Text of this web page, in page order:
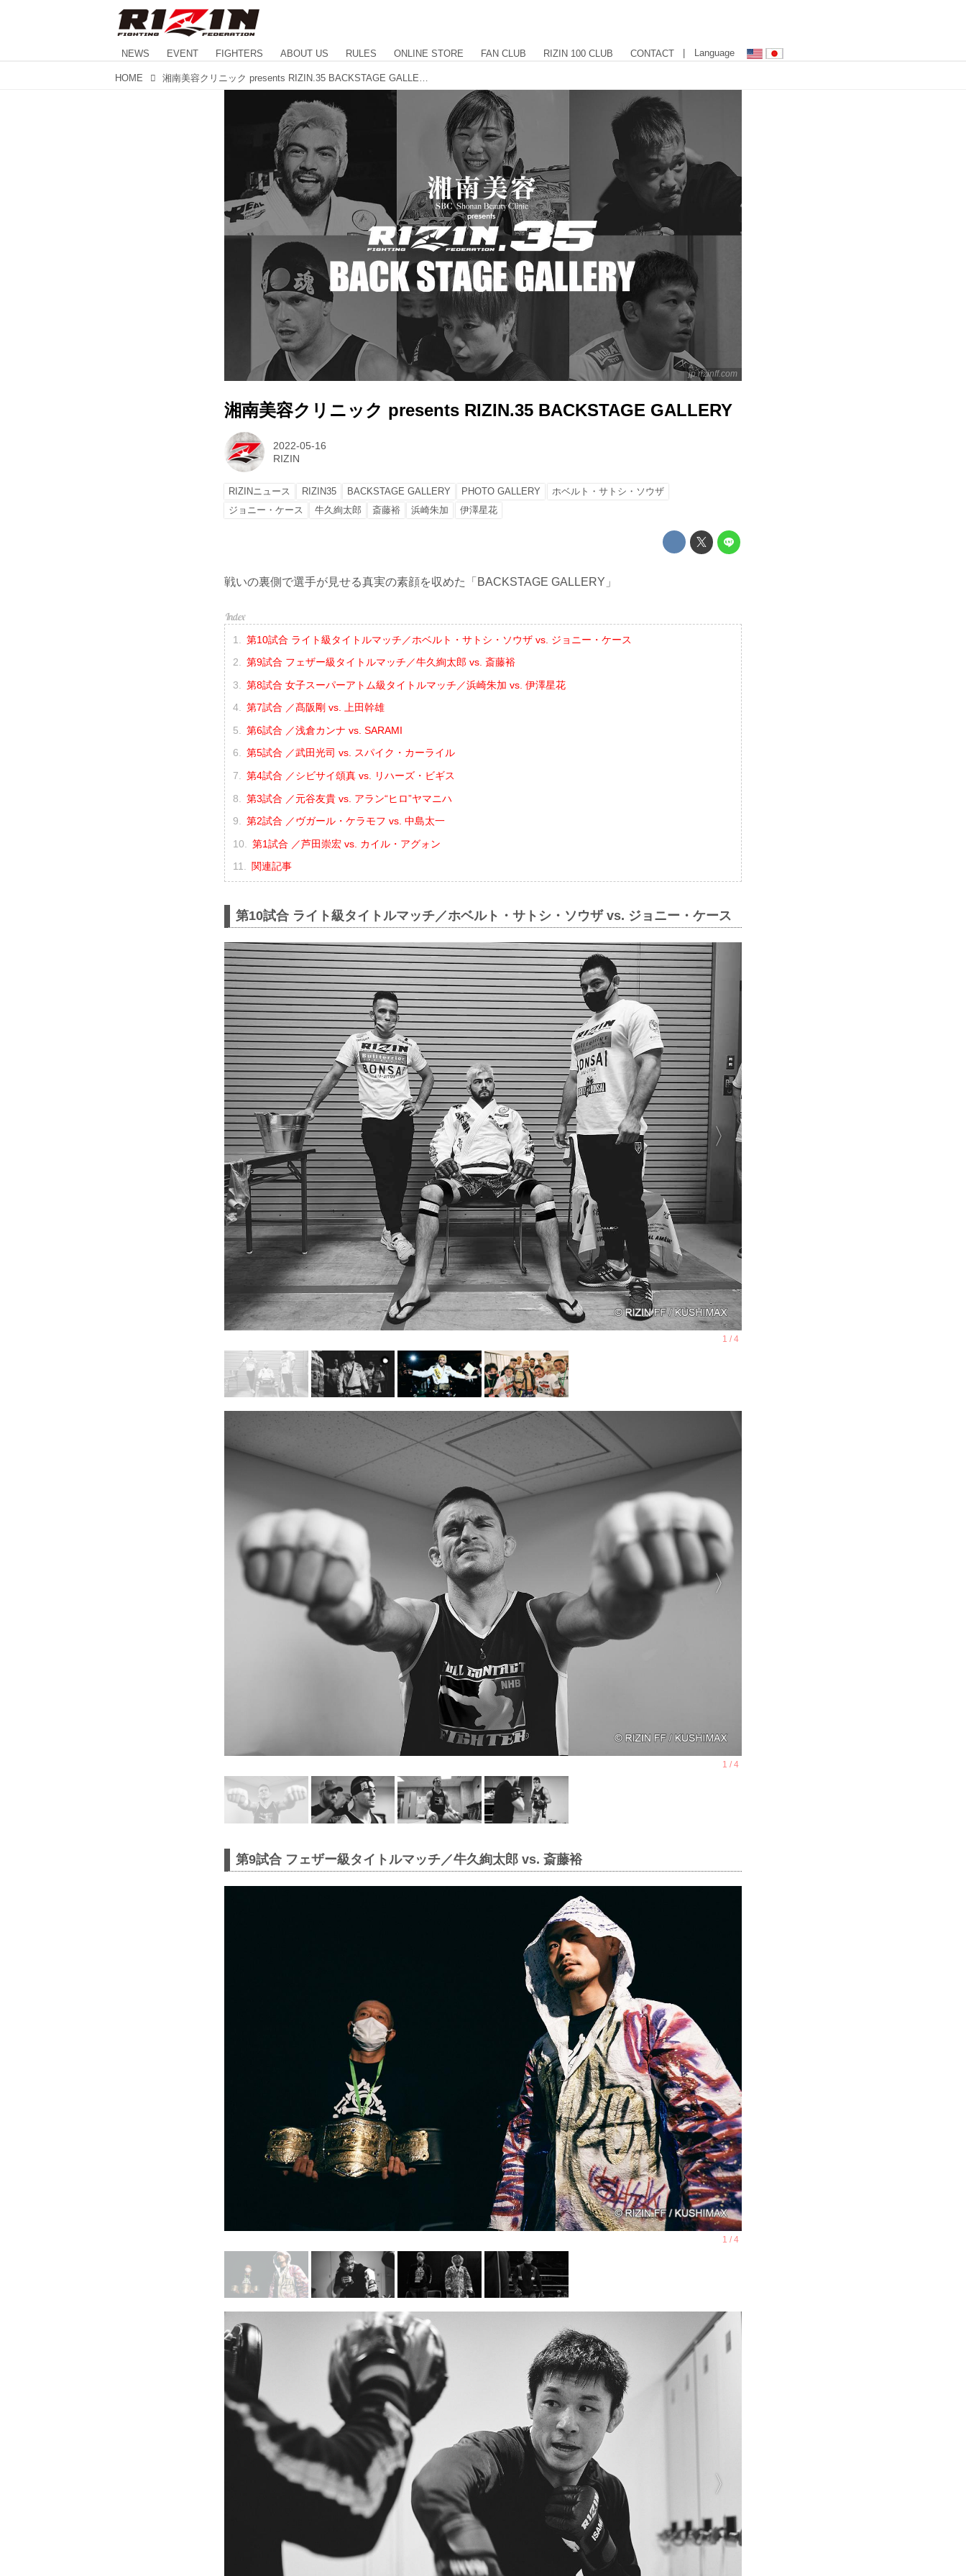
NEWS EVENT FIGHTERS ABOUT US RULES ONLINE STORE FAN CLUB RIZIN 100 CLUB CONTACT | Language
HOME
jp.rizinff.com
湘南美容クリニック presents RIZIN.35 BACKSTAGE GALLERY
2022-05-16
RIZIN
RIZINニュース RIZIN35 BACKSTAGE GALLERY PHOTO GALLERY
ホベルト・サトシ・ソウザ
ジョニー・ケース
牛久絢太郎 斎藤裕 浜崎朱加 伊澤星花
戦いの裏側で選手が見せる真実の素顔を収めた「BACKSTAGE GALLERY」
第10試合 ライト級タイトルマッチ／ホベルト・サトシ・ソウザ vs. ジョニー・ケース
第9試合 フェザー級タイトルマッチ／牛久絢太郎 vs. 斎藤裕
第8試合 女子スーパーアトム級タイトルマッチ／浜崎朱加 vs. 伊澤星花
第7試合 ／髙阪剛 vs. 上田幹雄
第6試合 ／浅倉カンナ vs. SARAMI
第5試合 ／武田光司 vs. スパイク・カーライル
第4試合 ／シビサイ頌真 vs. リハーズ・ビギス
第3試合 ／元谷友貴 vs. アラン“ヒロ”ヤマニハ
第2試合 ／ヴガール・ケラモフ vs. 中島太一
第1試合 ／芦田崇宏 vs. カイル・アグォン
関連記事
第10試合 ライト級タイトルマッチ／ホベルト・サトシ・ソウザ vs. ジョニー・ケース
第9試合 フェザー級タイトルマッチ／牛久絢太郎 vs. 斎藤裕